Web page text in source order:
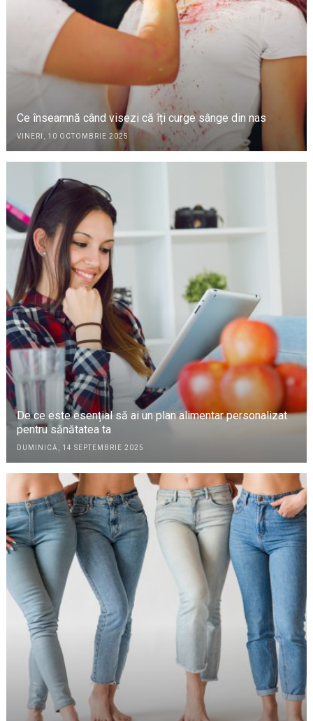
Ce înseamnă când visezi că îți curge sânge din nas
VINERI, 10 OCTOMBRIE 2025
De ce este esențial să ai un plan alimentar personalizat
pentru sănătatea ta
DUMINICĂ, 14 SEPTEMBRIE 2025